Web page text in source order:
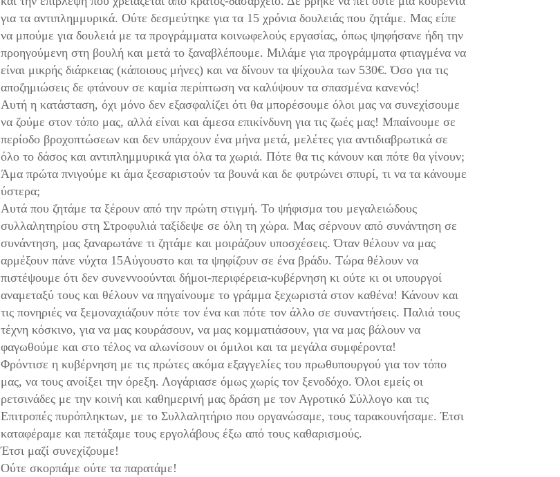
για τα αντιπλημμυρικά. Ούτε δεσμεύτηκε για τα 15 χρόνια δουλειάς που ζητάμε. Μας είπε
να μπούμε για δουλειά με τα προγράμματα κοινωφελούς εργασίας, όπως ψηφήσανε ήδη την
προηγούμενη στη βουλή και μετά το ξαναβλέπουμε. Μιλάμε για προγράμματα φτιαγμένα να
είναι μικρής διάρκειας (κάποιους μήνες) και να δίνουν τα ψίχουλα των 530€. Όσο για τις
αποζημιώσεις δε φτάνουν σε καμία περίπτωση να καλύψουν τα σπασμένα κανενός!
Αυτή η κατάσταση, όχι μόνο δεν εξασφαλίζει ότι θα μπορέσουμε όλοι μας να συνεχίσουμε
να ζούμε στον τόπο μας, αλλά είναι και άμεσα επικίνδυνη για τις ζωές μας! Μπαίνουμε σε
περίοδο βροχοπτώσεων και δεν υπάρχουν ένα μήνα μετά, μελέτες για αντιδιαβρωτικά σε
όλο το δάσος και αντιπλημμυρικά για όλα τα χωριά. Πότε θα τις κάνουν και πότε θα γίνουν;
Άμα πρώτα πνιγούμε κι άμα ξεσαριστούν τα βουνά και δε φυτρώνει σπυρί, τι να τα κάνουμε
ύστερα;
Αυτά που ζητάμε τα ξέρουν από την πρώτη στιγμή. Το ψήφισμα του μεγαλειώδους
συλλαλητηρίου στη Στροφυλιά ταξίδεψε σε όλη τη χώρα. Μας σέρνουν από συνάντηση σε
συνάντηση, μας ξαναρωτάνε τι ζητάμε και μοιράζουν υποσχέσεις. Όταν θέλουν να μας
αρμέξουν πάνε νύχτα 15Αύγουστο και τα ψηφίζουν σε ένα βράδυ. Τώρα θέλουν να
πιστέψουμε ότι δεν συνεννοούνται δήμοι-περιφέρεια-κυβέρνηση κι ούτε κι οι υπουργοί
αναμεταξύ τους και θέλουν να πηγαίνουμε το γράμμα ξεχωριστά στον καθένα! Κάνουν και
τις πονηριές να ξεμοναχιάζουν πότε τον ένα και πότε τον άλλο σε συναντήσεις. Παλιά τους
τέχνη κόσκινο, για να μας κουράσουν, να μας κομματιάσουν, για να μας βάλουν να
φαγωθούμε και στο τέλος να αλωνίσουν οι όμιλοι και τα μεγάλα συμφέροντα!
Φρόντισε η κυβέρνηση με τις πρώτες ακόμα εξαγγελίες του πρωθυπουργού για τον τόπο
μας, να τους ανοίξει την όρεξη. Λογάριασε όμως χωρίς τον ξενοδόχο. Όλοι εμείς οι
ρετσινάδες με την κοινή και καθημερινή μας δράση με τον Αγροτικό Σύλλογο και τις
Επιτροπές πυρόπληκτων, με το Συλλαλητήριο που οργανώσαμε, τους ταρακουνήσαμε. Έτσι
καταφέραμε και πετάξαμε τους εργολάβους έξω από τους καθαρισμούς.
Έτσι μαζί συνεχίζουμε!
Ούτε σκορπάμε ούτε τα παρατάμε!